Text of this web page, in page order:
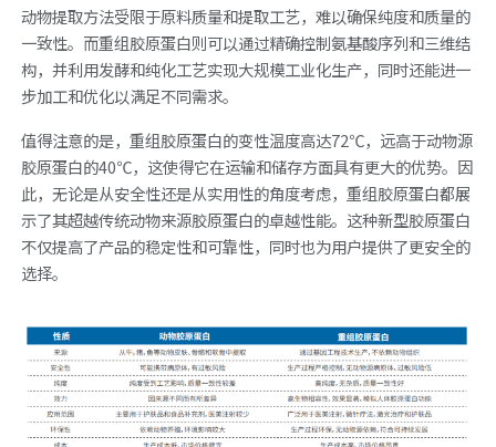
动物提取方法受限于原料质量和提取工艺，难以确保纯度和质量的
一致性。而重组胶原蛋白则可以通过精确控制氨基酸序列和三维结
构，并利用发酵和纯化工艺实现大规模工业化生产，同时还能进一
步加工和优化以满足不同需求。
值得注意的是，重组胶原蛋白的变性温度高达72℃，远高于动物源
胶原蛋白的40℃，这使得它在运输和储存方面具有更大的优势。因
此，无论是从安全性还是从实用性的角度考虑，重组胶原蛋白都展
示了其超越传统动物来源胶原蛋白的卓越性能。这种新型胶原蛋白
不仅提高了产品的稳定性和可靠性，同时也为用户提供了更安全的
选择。